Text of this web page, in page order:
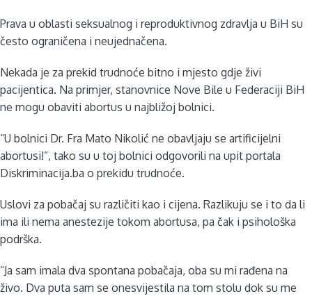
Prava u oblasti seksualnog i reproduktivnog zdravlja u BiH su
često ograničena i neujednačena.
Nekada je za prekid trudnoće bitno i mjesto gdje živi
pacijentica. Na primjer, stanovnice Nove Bile u Federaciji BiH
ne mogu obaviti abortus u najbližoj bolnici.
“U bolnici Dr. Fra Mato Nikolić ne obavljaju se artificijelni
abortusi!”, tako su u toj bolnici odgovorili na upit portala
Diskriminacija.ba o prekidu trudnoće.
Uslovi za pobačaj su različiti kao i cijena. Razlikuju se i to da li
ima ili nema anestezije tokom abortusa, pa čak i psihološka
podrška.
“Ja sam imala dva spontana pobačaja, oba su mi rađena na
živo. Dva puta sam se onesvijestila na tom stolu dok su me